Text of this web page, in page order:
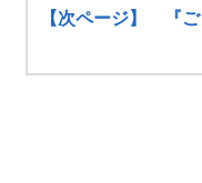
【次ページ】 『